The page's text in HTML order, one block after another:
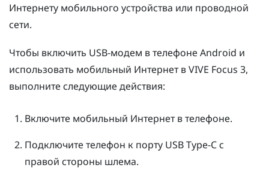
Интернету мобильного устройства или проводной
сети.
Чтобы включить USB-модем в телефоне Android и
использовать мобильный Интернет вVIVE Focus 3,
выполните следующие действия:
Включите мобильный Интернет в телефоне.
Подключите телефон к порту USB Type-Cс
правой стороны шлема.